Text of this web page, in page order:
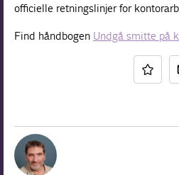
officielle retningslinjer for
Find håndbogen Undgå smitte på